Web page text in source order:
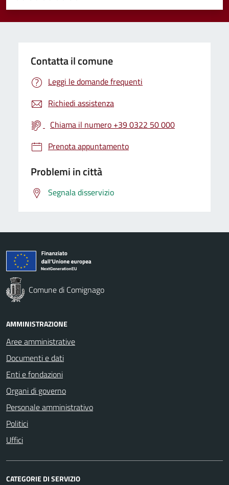
Valuta 5 stelle su 5
Valuta 4 stelle su 5
Valuta 3 stelle su 5
Valuta 2 stelle su 5
Valuta 1 stelle su 5
Contatta il comune
Leggi le domande frequenti
Richiedi assistenza
Chiama il numero +39 0322 50 000
Prenota appuntamento
Problemi in città
Segnala disservizio
Comune di Comignago
AMMINISTRAZIONE
Aree amministrative
Documenti e dati
Enti e fondazioni
Organi di governo
Personale amministrativo
Politici
Uffici
CATEGORIE DI SERVIZIO